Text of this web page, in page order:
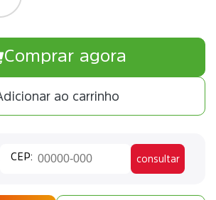
ao carrinho
Comprar agora
consultar